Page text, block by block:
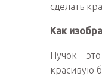
сделать
Как
Пучок –
красивую